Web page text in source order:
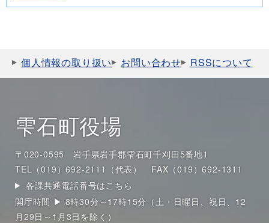
個人情報の取り扱い お問い合わせ RSSについて
雫石町役場
〒020-0595 岩手県岩手郡雫石町千刈田5番地1
TEL（019）692-2111（代表）
FAX（019）692-1311
各課共通電話番号はこちら
開庁時間 ▶ 8時30分～17時15分（土・日曜日、祝日、12
月29日～1月3日を除く）